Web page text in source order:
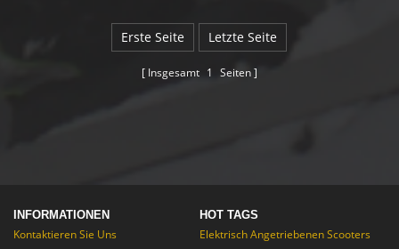
an adjustable steering column
and reverse!
Erste Seite Letzte Seite
Insgesamt 1 Seiten
INFORMATIONEN
Kontaktieren Sie Uns
HOT TAGS
Elektrisch Angetriebenen Scooters